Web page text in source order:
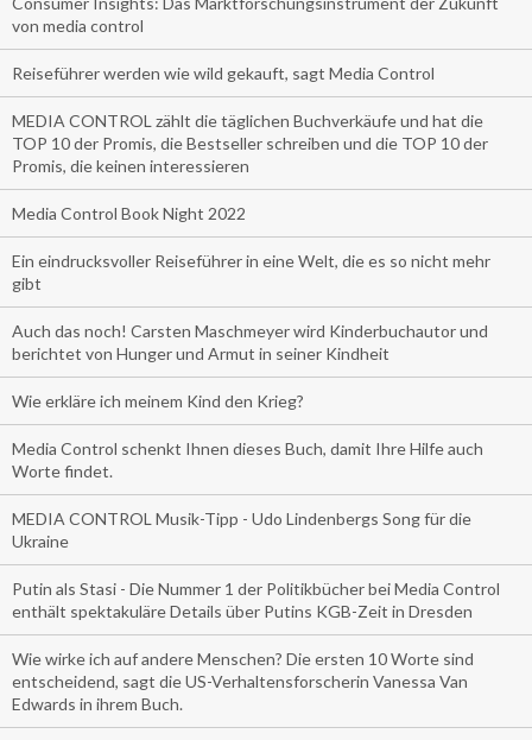
von media control
Reiseführer werden wie wild gekauft, sagt Media Control
MEDIA CONTROL zählt die täglichen Buchverkäufe und hat die
TOP 10 der Promis, die Bestseller schreiben und die TOP 10 der
Promis, die keinen interessieren
Media Control Book Night 2022
Ein eindrucksvoller Reiseführer in eine Welt, die es so nicht mehr
gibt
Auch das noch! Carsten Maschmeyer wird Kinderbuchautor und
berichtet von Hunger und Armut in seiner Kindheit
Wie erkläre ich meinem Kind den Krieg?
Media Control schenkt Ihnen dieses Buch, damit Ihre Hilfe auch
Worte findet.
MEDIA CONTROL Musik-Tipp - Udo Lindenbergs Song für die
Ukraine
Putin als Stasi - Die Nummer 1 der Politikbücher bei Media Control
enthält spektakuläre Details über Putins KGB-Zeit in Dresden
Wie wirke ich auf andere Menschen? Die ersten 10 Worte sind
entscheidend, sagt die US-Verhaltensforscherin Vanessa Van
Edwards in ihrem Buch.